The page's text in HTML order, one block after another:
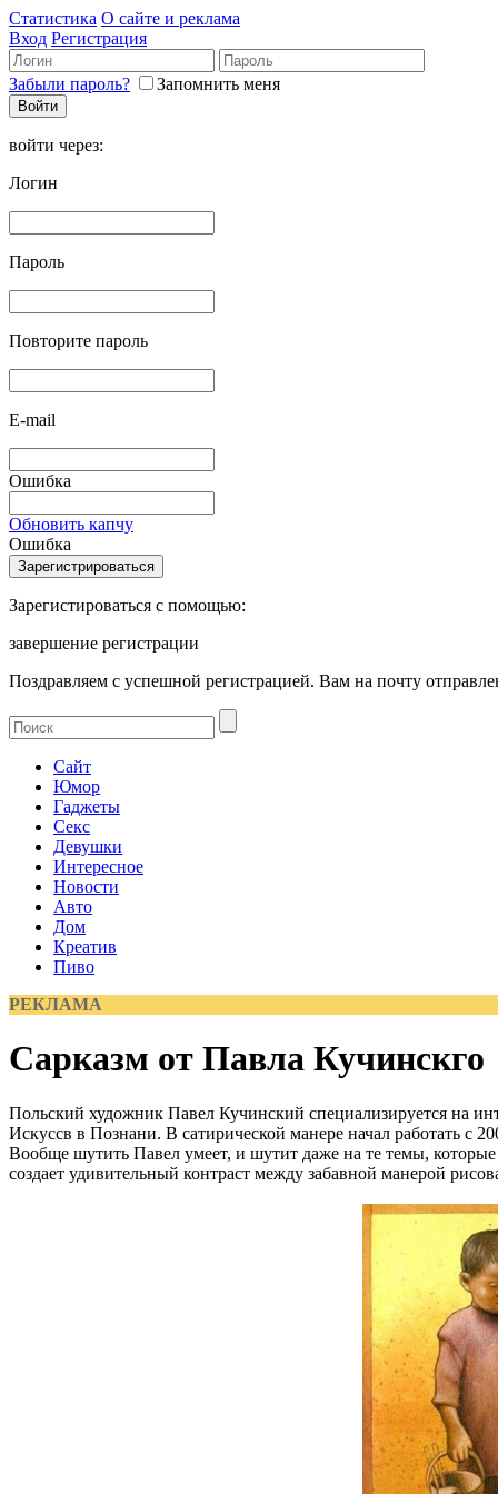
Статистика О сайте и реклама
Вход Регистрация
Забыли пароль? Запомнить меня
войти через:
Логин
Пароль
Повторите пароль
E-mail
Ошибка
Обновить капчу
Ошибка
Зарегистироваться с помощью:
завершение регистрации
Поздравляем с успешной регистрацией. Вам на почту
Сайт
Юмор
Гаджеты
Секс
Девушки
Интересное
Новости
Авто
Дом
Креатив
Пиво
РЕКЛАМА
Сарказм от Павла Кучинскго
Польский художник Павел Кучинский специализируется на
Искуссв в Познани. В сатирической манере начал работать с
Вообще шутить Павел умеет, и шутит даже на те темы,
создает удивительный контраст между забавной манерой